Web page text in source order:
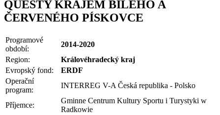
QUESTY KRAJEM BÍLÉHO A
ČERVENÉHO PÍSKOVCE
Programové
období:
2014-2020
Region:
Královéhradecký kraj
Evropský fond:
ERDF
Operační
program:
INTERREG V-A Česká republika - Polsko
Příjemce:
Gminne Centrum Kultury Sportu i Turystyki w
Radkowie